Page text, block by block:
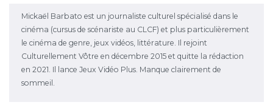
Mickaël Barbato est un journaliste culturel spécialisé dans le
cinéma (cursus de scénariste au CLCF) et plus particulièrement
le cinéma de genre, jeux vidéos, littérature. Il rejoint
Culturellement Vôtre en décembre 2015 et quitte la rédaction
en 2021. Il lance Jeux Vidéo Plus. Manque clairement de
sommeil.